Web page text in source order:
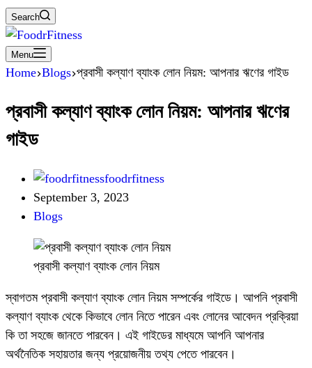
Search
Menu
Home Blogs প্রবাসী কল্যাণ ব্যাংক লোন নিয়ম: আপনার ঋণের গাইড
প্রবাসী কল্যাণ ব্যাংক লোন নিয়ম: আপনার ঋণের
গাইড
foodrfitness
September 3, 2023
Blogs
প্রবাসী কল্যাণ ব্যাংক লোন নিয়ম
স্বাগতম প্রবাসী কল্যাণ ব্যাংক লোন নিয়ম সম্পর্কের গাইডে। আপনি প্রবাসী
কল্যাণ ব্যাংক থেকে কিভাবে লোন নিতে পারেন এবং লোনের আবেদন প্রক্রিয়া
কি তা সহজে জানতে পারবেন। এই গাইডের মাধ্যমে আপনি আপনার
অর্থনৈতিক সহায়তার জন্য প্রয়োজনীয় তথ্য পেতে পারবেন।